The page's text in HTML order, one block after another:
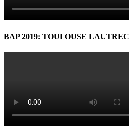
BAP 2019: TOULOUSE LAUTREC